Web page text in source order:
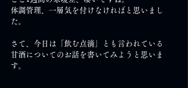
体調管理、一層気を付けなければと思いまし
た。
さて、今日は「飲む点滴」とも言われている
甘酒についてのお話を書いてみようと思いま
す。